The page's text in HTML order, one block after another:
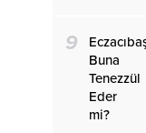
9
Buna
Tenezzül
Eder
mi?